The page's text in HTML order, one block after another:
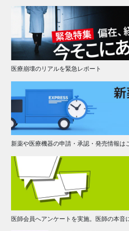
医療崩壊のリアルを緊急レポート
新薬や医療機器の申請・承認・発売情報は
医師会員へアンケートを実施。医師の本音